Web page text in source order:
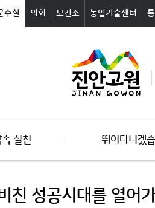
수실 의회 보건소 농업기술센터 통
실천 뛰어다니겠
친 성공시대를 열어